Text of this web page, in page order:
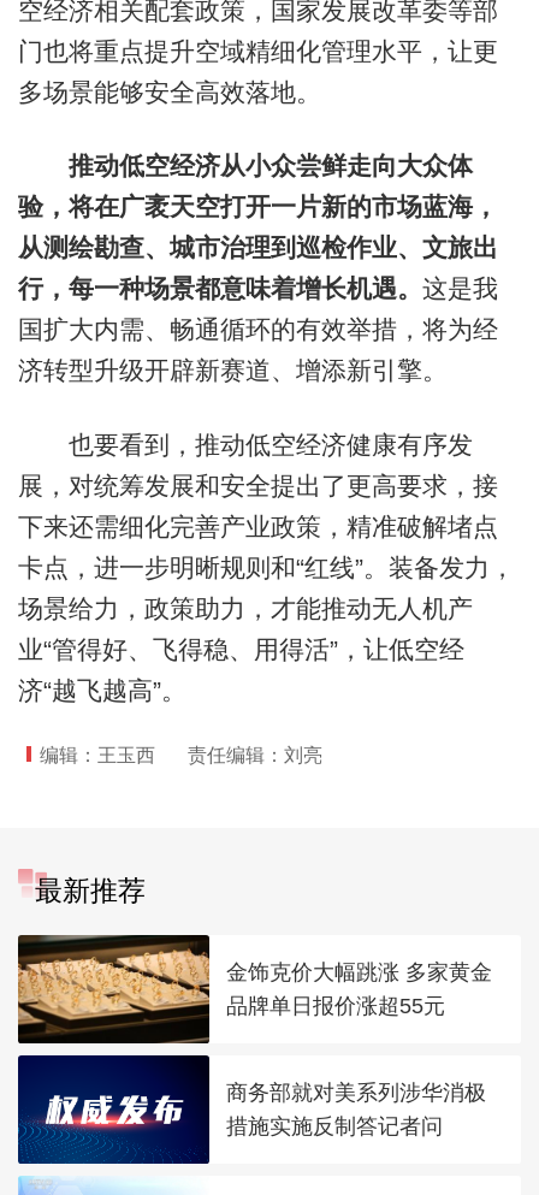
空经济相关配套政策，国家发展改革委等部
门也将重点提升空域精细化管理水平，让更
多场景能够安全高效落地。
推动低空经济从小众尝鲜走向大众体
验，将在广袤天空打开一片新的市场蓝海，
从测绘勘查、城市治理到巡检作业、文旅出
行，每一种场景都意味着增长机遇。 这是我
国扩大内需、畅通循环的有效举措，将为经
济转型升级开辟新赛道、增添新引擎。
也要看到，推动低空经济健康有序发
展，对统筹发展和安全提出了更高要求，接
下来还需细化完善产业政策，精准破解堵点
卡点，进一步明晰规则和“红线”。装备发力，
场景给力，政策助力，才能推动无人机产
业“管得好、飞得稳、用得活”，让低空经
济“越飞越高”。
编辑：王玉西 责任编辑：刘亮
最新推荐
金饰克价大幅跳涨 多家黄金
品牌单日报价涨超55元
商务部就对美系列涉华消极
措施实施反制答记者问